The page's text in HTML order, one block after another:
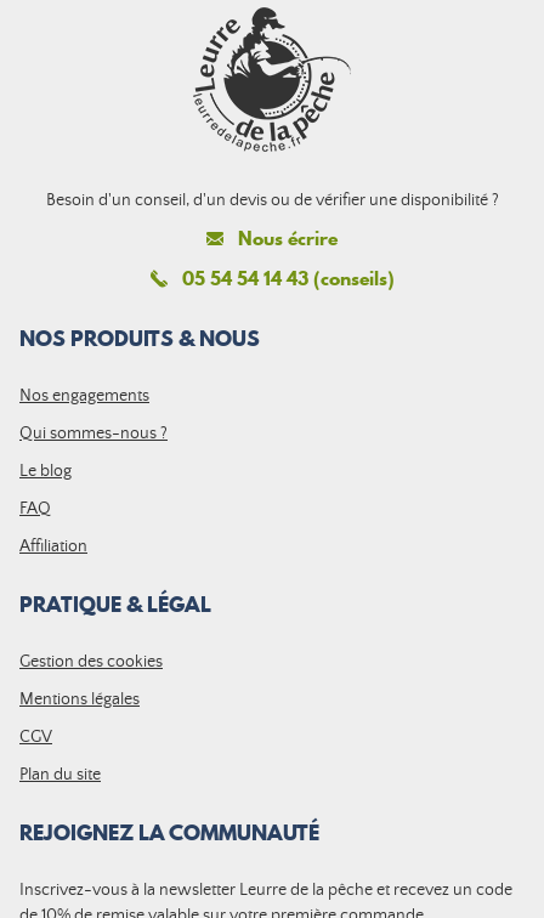
Besoin d'un conseil, d'un devis ou de vérifier une disponibilité ?
Nous écrire
05 54 54 14 43 (conseils)
NOS PRODUITS & NOUS
Nos engagements
Qui sommes-nous ?
Le blog
FAQ
Affiliation
PRATIQUE & LÉGAL
Gestion des cookies
Mentions légales
CGV
Plan du site
REJOIGNEZ LA COMMUNAUTÉ
Inscrivez-vous à la newsletter Leurre de la pêche et recevez un code